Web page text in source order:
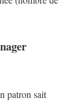
patron sait